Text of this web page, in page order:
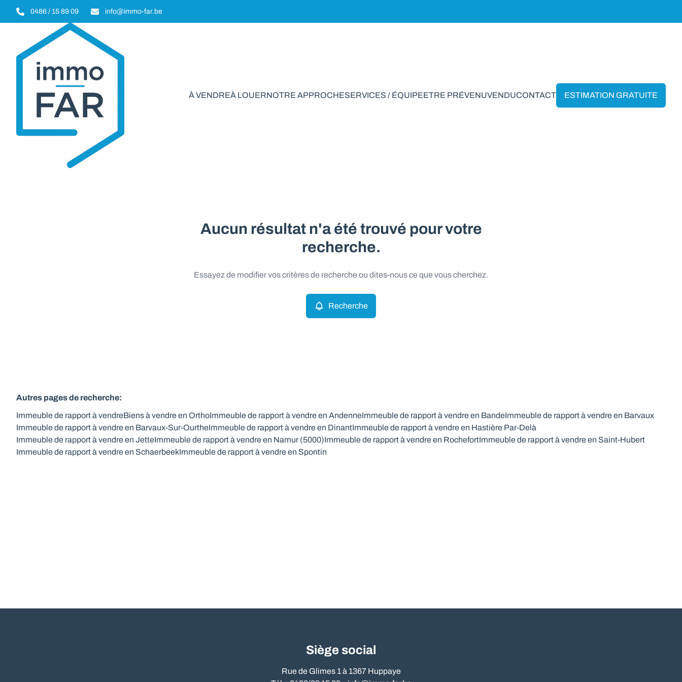
Aller au contenu principal
0486 / 15 89 09 info@immo-far.be
À VENDREÀ LOUERNOTRE APPROCHESERVICES / ÉQUIPEETRE PRÉVENUVENDUCONTACT ESTIMATION GRATUITE
Immeuble de rapport à vendre en Ortho
Aucun résultat n'a été trouvé pour votre
recherche.
Essayez de modifier vos critères de recherche ou dites-nous ce que vous cherchez.
Recherche
Autres pages de recherche:
Immeuble de rapport à vendreBiens à vendre en OrthoImmeuble de rapport à vendre en AndenneImmeuble de rapport à vendre en BandeImmeuble de rapport à vendre en Barvaux
Immeuble de rapport à vendre en Barvaux-Sur-OurtheImmeuble de rapport à vendre en DinantImmeuble de rapport à vendre en Hastière Par-Delà
Immeuble de rapport à vendre en JetteImmeuble de rapport à vendre en Namur (5000)Immeuble de rapport à vendre en RochefortImmeuble de rapport à vendre en Saint-Hubert
Immeuble de rapport à vendre en SchaerbeekImmeuble de rapport à vendre en Spontin
Siège social
Rue de Glimes 1 à 1367 Huppaye